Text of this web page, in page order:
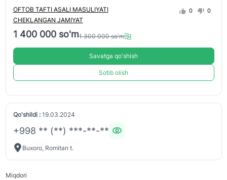
OFTOB TAFTI ASALI MASULIYATI
CHEKLANGAN JAMIYAT
0 0
1 400 000 so'm1 300 000 so'm
Savatga qo'shish
Sotib olish
Qo'shildi :19.03.2024
+998 ** (**) ***-**-**
Buxoro, Romitan t.
Miqdori